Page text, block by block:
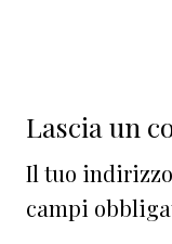
Lascia un
Il tuo
campi